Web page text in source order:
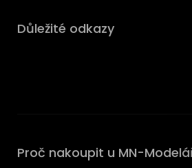
Důležité odkazy
Proč nakoupit u MN-